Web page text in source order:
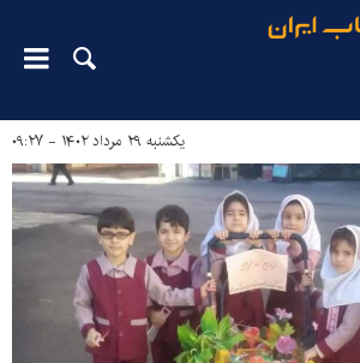
یکشنبه ۲۹ مرداد ۱۴۰۲ - ۰۹:۲۷